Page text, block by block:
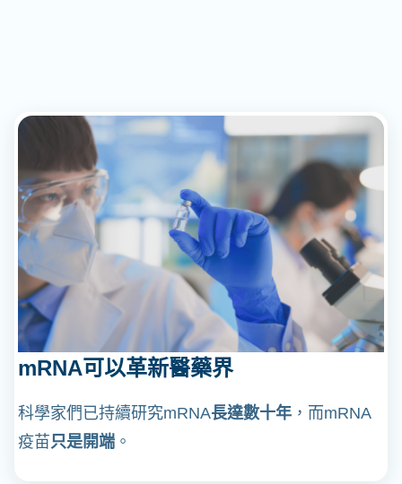
mRNA可以革新醫藥界
科學家們已持續研究mRNA長達數十年 ，而mRNA
疫苗只是開端 。